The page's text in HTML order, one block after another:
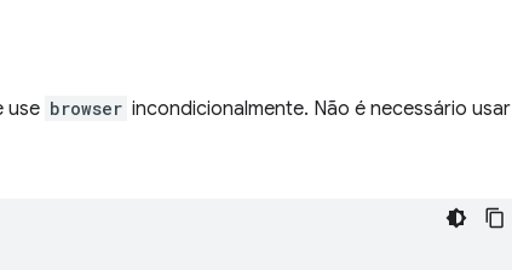
use browser incondicionalmente. Não é necessário usar